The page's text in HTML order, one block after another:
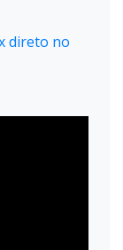
direto no